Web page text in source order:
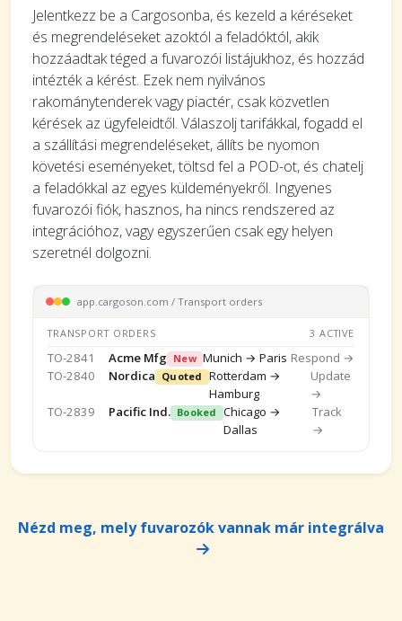
Jelentkezz be a Cargosonba, és kezeld a kéréseket
és megrendeléseket azoktól a feladóktól, akik
hozzáadtak téged a fuvarozói listájukhoz, és hozzád
intézték a kérést. Ezek nem nyilvános
rakománytenderek vagy piactér, csak közvetlen
kérések az ügyfeleidtől. Válaszolj tarifákkal, fogadd el
a szállítási megrendeléseket, állíts be nyomon
követési eseményeket, töltsd fel a POD-ot, és chatelj
a feladókkal az egyes küldeményekről. Ingyenes
fuvarozói fiók, hasznos, ha nincs rendszered az
integrációhoz, vagy egyszerűen csak egy helyen
szeretnél dolgozni.
app.cargoson.com / Transport orders
TRANSPORT ORDERS 3 ACTIVE
TO-2841 Acme Mfg New Munich → Paris Respond →
TO-2840
Nordica Quoted Rotterdam →
Hamburg
Update
→
TO-2839
Pacific Ind. Booked Chicago →
Dallas
Track
→
Nézd meg, mely fuvarozók vannak már integrálva